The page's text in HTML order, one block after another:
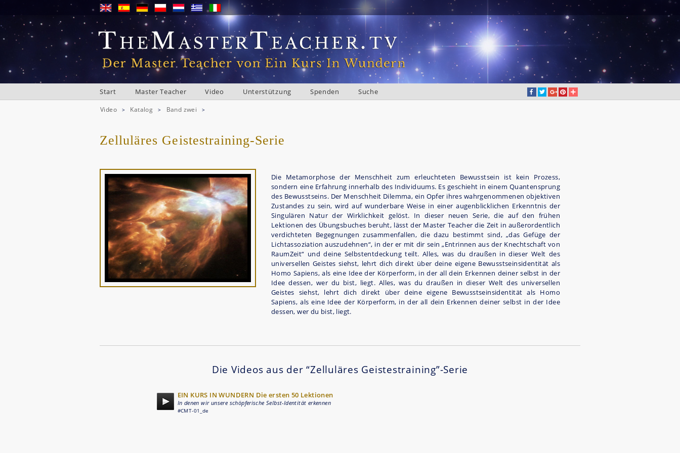
Start Master Teacher Video Unterstützung Spenden Suche
Video > Katalog > Band zwei >
Zelluläres Geistestraining-Serie
Die Metamorphose der Menschheit zum erleuchteten Bewusstsein ist kein Prozess,
sondern eine Erfahrung innerhalb des Individuums. Es geschieht in einem Quantensprung
des Bewusstseins. Der Menschheit Dilemma, ein Opfer ihres wahrgenommenen objektiven
Zustandes zu sein, wird auf wunderbare Weise in einer augenblicklichen Erkenntnis der
Singulären Natur der Wirklichkeit gelöst. In dieser neuen Serie, die auf den frühen
Lektionen des Übungsbuches beruht, lässt der Master Teacher die Zeit in außerordentlich
verdichteten Begegnungen zusammenfallen, die dazu bestimmt sind, „das Gefüge der
Lichtassoziation auszudehnen“, in der er mit dir sein „Entrinnen aus der Knechtschaft von
RaumZeit“ und deine Selbstentdeckung teilt. Alles, was du draußen in dieser Welt des
universellen Geistes siehst, lehrt dich direkt über deine eigene Bewusstseinsidentität als
Homo Sapiens, als eine Idee der Körperform, in der all dein Erkennen deiner selbst in der
Idee dessen, wer du bist, liegt. Alles, was du draußen in dieser Welt des universellen
Geistes siehst, lehrt dich direkt über deine eigene Bewusstseinsidentität als Homo
Sapiens, als eine Idee der Körperform, in der all dein Erkennen deiner selbst in der Idee
dessen, wer du bist, liegt.
Die Videos aus der “Zelluläres Geistestraining”-Serie
EIN KURS IN WUNDERN Die ersten 50 Lektionen
In denen wir unsere schöpferische Selbst-Identität erkennen
#CMT-01_de